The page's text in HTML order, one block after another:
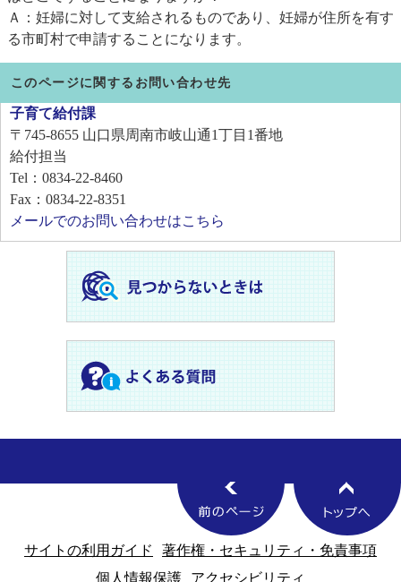
Ａ：妊婦に対して支給されるものであり、妊婦が住所を有す
る市町村で申請することになります。
このページに関するお問い合わせ先
子育て給付課
〒745-8655 山口県周南市岐山通1丁目1番地
給付担当
Tel：0834-22-8460
Fax：0834-22-8351
メールでのお問い合わせはこちら
サイトの利用ガイド
著作権・セキュリティ・免責事項
個人情報保護
アクセシビリティ